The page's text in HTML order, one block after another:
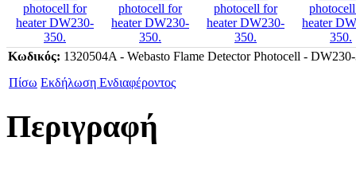
Κωδικός: 1320504A - Webasto Flame Detector Photocell -
Πίσω Εκδήλωση Ενδιαφέροντος
Περιγραφή